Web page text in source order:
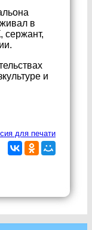
в
сержант,
и
для печати